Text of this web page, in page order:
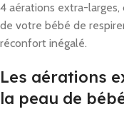
4 aérations extra-
de votre bébé de
réconfort inégalé.
Les aérations
la peau de